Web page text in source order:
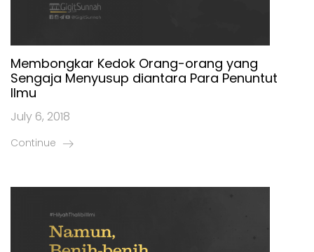
Membongkar Kedok Orang-orang yang
Sengaja Menyusup diantara Para Penuntut
Ilmu
July 6, 2018
Continue